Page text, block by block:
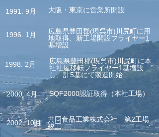
1991. 9月 大阪・東京に営業所開設
1996. 1月
広島県豊田郡(現呉市)川尻町に用
地取得、新工場開設フライヤー1
基増設
1998. 2月
広島県豊田郡(現呉市)川尻町に本
社社屋移転フライヤー1基増設
し、計5基にて製造開始
2000. 4月 SQF2000認証取得（本社工場）
共同食品工業株式会社 第2工場
竣工
2002. 10月